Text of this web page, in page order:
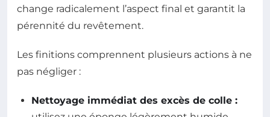
change radicalement l’aspect final et garantit la
pérennité du revêtement.
Les finitions comprennent plusieurs actions à ne
pas négliger :
Nettoyage immédiat des excès de colle :